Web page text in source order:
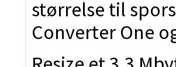
størrelse til
Converter One